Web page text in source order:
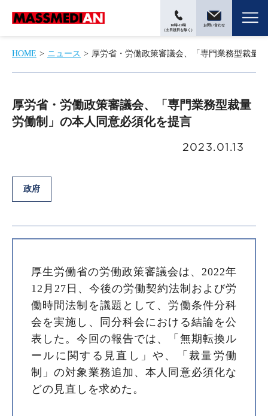
10時-19時
（土日祝日を除く）
お問い合わせ
HOME ニュース 厚労省・労働政策審議会、「専門業務型裁量
厚労省・労働政策審議会、「専門業務型裁量
労働制」の本人同意必須化を提言
2023.01.13
政府
厚生労働省の労働政策審議会は、2022年
12月27日、今後の労働契約法制および労
働時間法制を議題として、労働条件分科
会を実施し、同分科会における結論を公
表した。今回の報告では、「無期転換ル
ールに関する見直し」や、「裁量労働
制」の対象業務追加、本人同意必須化な
どの見直しを求めた。